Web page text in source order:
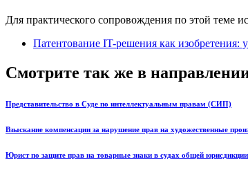
Для практического сопровождения по этой теме
Патентование IT-решения как изобретения:
Смотрите так же в
Представительство в Суде по интеллектуальным правам (СИП)
Взыскание компенсации за нарушение прав на художественные
Юрист по защите прав на товарные знаки в судах общей юрисдикции